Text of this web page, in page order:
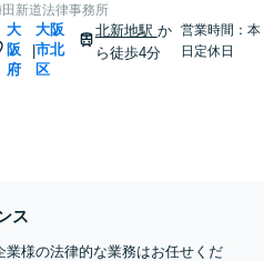
新道法律事務所
大
阪
府
|
大阪
市北
区
北新地駅 か
ら徒歩4分
営業時間：本
日定休日
ス
業様の法律的な業務はお任せくだ